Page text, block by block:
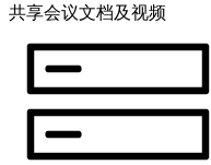
共享会议文档及视频